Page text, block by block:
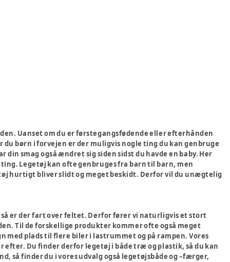
Uanset om du er førstegangsfødende eller efterhånden
børn i forvejen er der muligvis nogle ting du kan genbruge
smag også ændret sig siden sidst du havde en baby. Her
Legetøj kan ofte genbruges fra barn til barn, men
hurtigt bliver slidt og meget beskidt. Derfor vil du unægtelig
så er der fart over feltet. Derfor fører vi naturligvis et stort
Til de forskellige produkter kommer ofte også meget
plads til flere biler i lastrummet og på rampen. Vores
Du finder derfor legetøj i både træ og plastik, så du kan
så finder du i vores udvalg også legetøjsbåde og –færger,